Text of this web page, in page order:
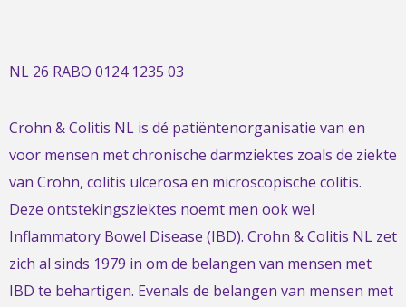
NL 26 RABO 0124 1235 03
Crohn & Colitis NL is dé patiëntenorganisatie van en
voor mensen met chronische darmziektes zoals de ziekte
van Crohn, colitis ulcerosa en microscopische colitis.
Deze ontstekingsziektes noemt men ook wel
Inflammatory Bowel Disease (IBD). Crohn & Colitis NL zet
zich al sinds 1979 in om de belangen van mensen met
IBD te behartigen. Evenals de belangen van mensen met